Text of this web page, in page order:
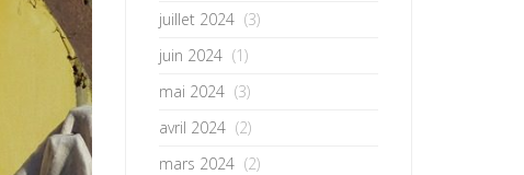
juillet 2024 (3)
juin 2024 (1)
mai 2024 (3)
avril 2024 (2)
mars 2024 (2)